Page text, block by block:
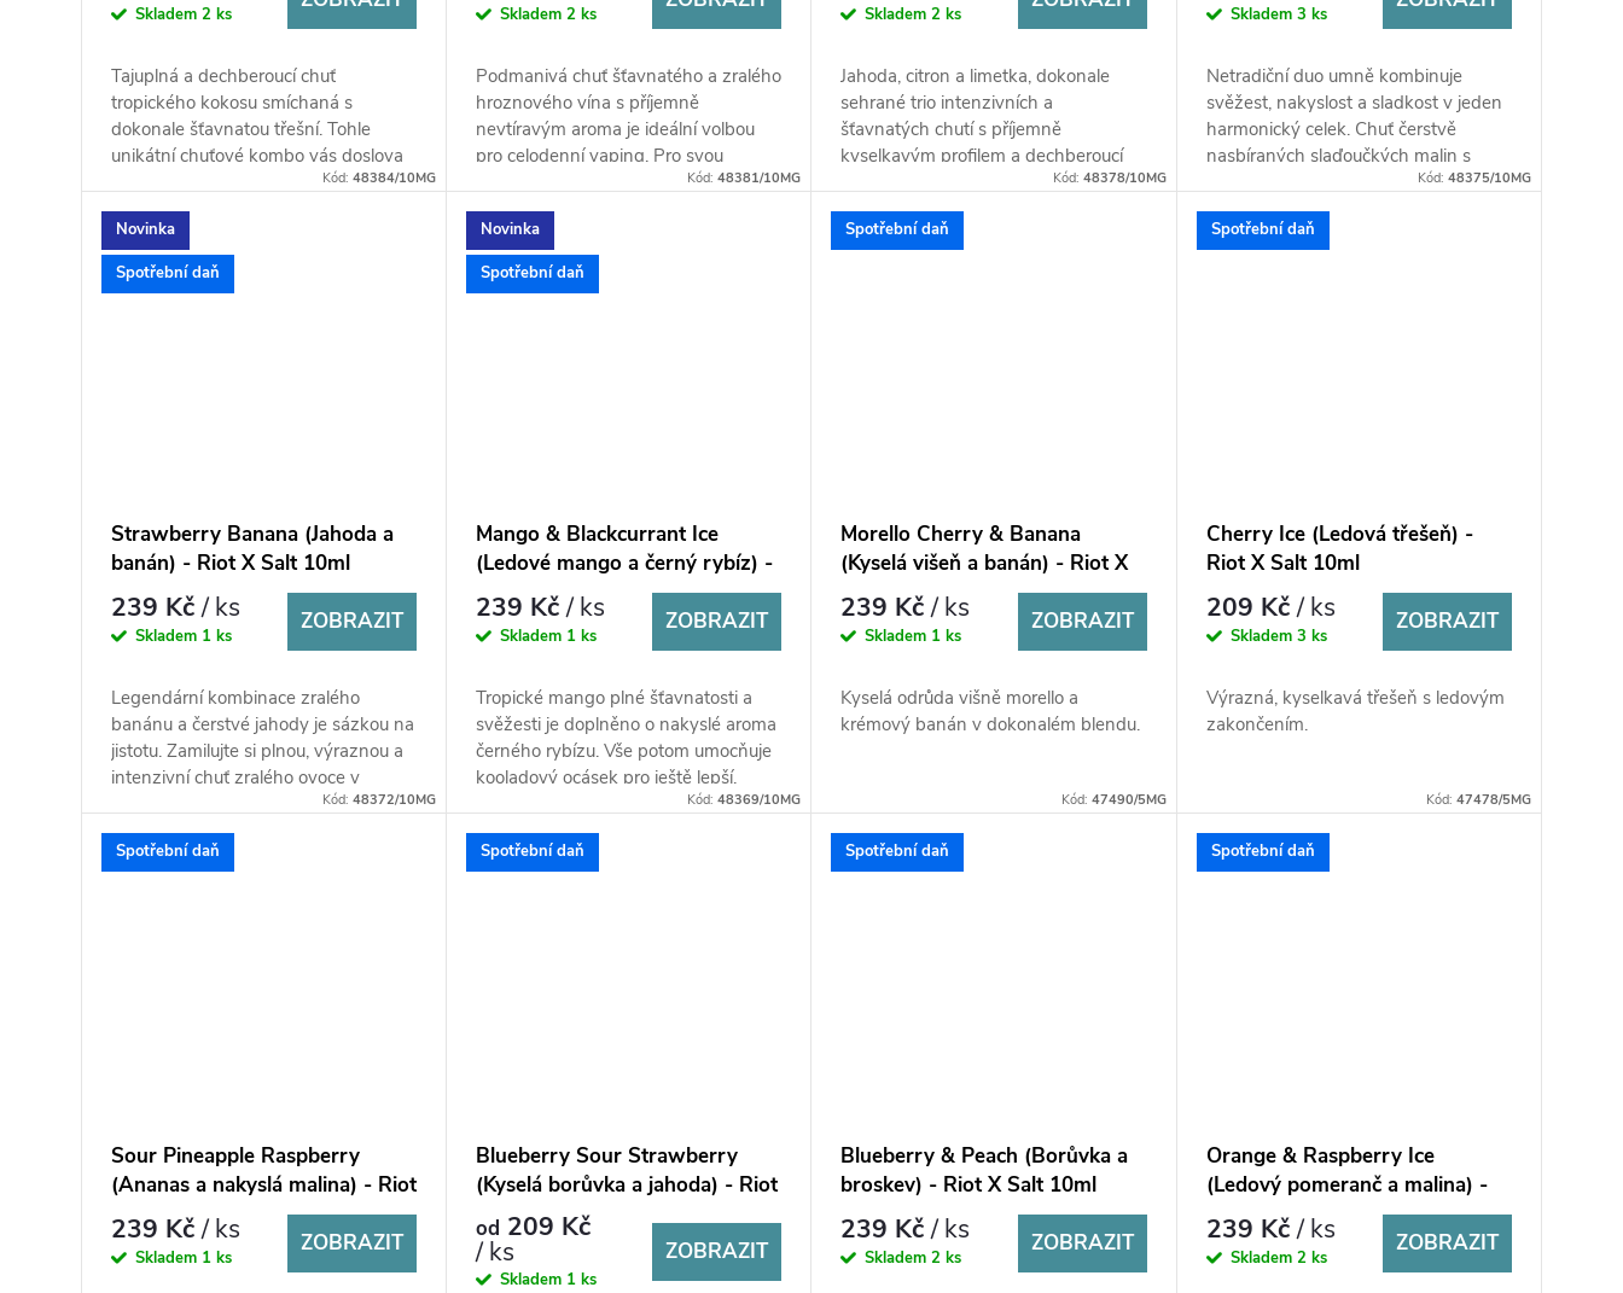
Skladem2 ks
Tajuplná a dechberoucí chuť
tropického kokosu smíchaná s
dokonale šťavnatou třešní. Tohle
unikátní chuťové kombo vás doslova
uchvátí už při prvním potahu, kdy
zažijete...
Kód:48384/10MG
Skladem2 ks
Podmanivá chuť šťavnatého a zralého
hroznového vína s příjemně
nevtíravým aroma je ideální volbou
pro celodenní vaping. Pro svou
autentickou chuť plnou svěžesti,...
Kód:48381/10MG
Skladem2 ks
Jahoda, citron a limetka, dokonale
sehrané trio intenzivních a
šťavnatých chutí s příjemně
kyselkavým profilem a dechberoucí
svěžestí. Přirozeně nasládlou chuť
jahody...
Kód: 48378/10MG
Skladem 3 ks
Netradiční duo umně kombinuje
svěžest, nakyslost a sladkost v jeden
harmonický celek. Chuť čerstvě
nasbíraných slaďoučkých malin s
mírně nakyslým profilem doplněná o...
Kód: 48375/10MG
Novinka
Spotřební daň
Strawberry Banana (Jahoda a
banán) - Riot X Salt 10ml
239 Kč/ ks
Skladem 1 ks
ZOBRAZIT
Legendární kombinace zralého
banánu a čerstvé jahody je sázkou na
jistotu. Zamilujte si plnou, výraznou a
intenzivní chuť zralého ovoce v
dokonale namíchaném blendu...
Kód:48372/10MG
Novinka
Spotřební daň
Mango & Blackcurrant Ice
(Ledové mango a černý rybíz) -
Riot X Salt 10ml
239 Kč/ ks
Skladem 1 ks
ZOBRAZIT
Tropické mango plné šťavnatosti a
svěžesti je doplněno o nakyslé aroma
černého rybízu. Vše potom umocňuje
kooladový ocásek pro ještě lepší,
Kód:48369/10MG
Spotřební daň
Morello Cherry & Banana
(Kyselá višeň a banán) - Riot X
Salt 10ml
239 Kč/ ks
Skladem 1 ks
ZOBRAZIT
Kyselá odrůda višně morello a
krémový banán v dokonalém blendu.
Kód: 47490/5MG
Spotřební daň
Cherry Ice (Ledová třešeň) -
Riot X Salt 10ml
209 Kč/ ks
Skladem 3 ks
ZOBRAZIT
Výrazná, kyselkavá třešeň s ledovým
zakončením.
Kód: 47478/5MG
Spotřební daň
Sour Pineapple Raspberry
(Ananas a nakyslá malina) - Riot
X Salt 10ml
239 Kč/ ks
Skladem 1 ks
ZOBRAZIT
Spotřební daň
Blueberry Sour Strawberry
(Kyselá borůvka a jahoda) - Riot
X Salt 10ml
od 209 Kč
/ ks
Skladem 1 ks
ZOBRAZIT
Spotřební daň
Blueberry & Peach (Borůvka a
broskev) - Riot X Salt 10ml
239 Kč/ ks
Skladem2 ks
ZOBRAZIT
Spotřební daň
Orange & Raspberry Ice
(Ledový pomeranč a malina) -
Riot X Salt 10ml
239 Kč/ ks
Skladem 2 ks
ZOBRAZIT